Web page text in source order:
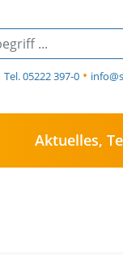
Tel. 05222 397-0 •
Aktuelles,